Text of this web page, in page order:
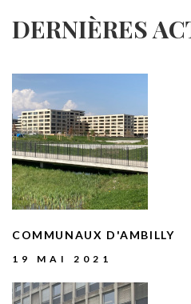
DERNIÈRES
COMMUNAUX D'AMBILLY
19 MAI 2021